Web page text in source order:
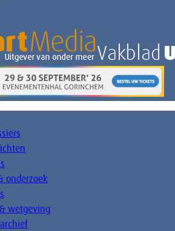
onderzoek
wetgeving